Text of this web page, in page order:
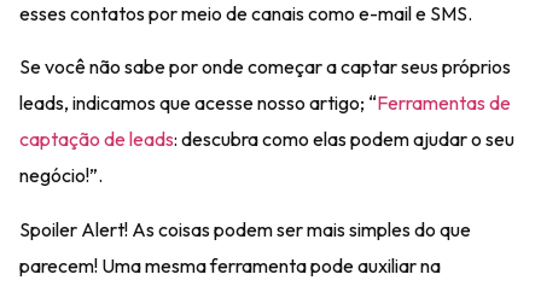
esses contatos por meio de canais como e-mail e SMS.
Se você não sabe por onde começar a captar seus próprios
leads, indicamos que acesse nosso artigo; “Ferramentas de
captação de leads: descubra como elas podem ajudar o seu
negócio!”.
Spoiler Alert! As coisas podem ser mais simples do que
parecem! Uma mesma ferramenta pode auxiliar na